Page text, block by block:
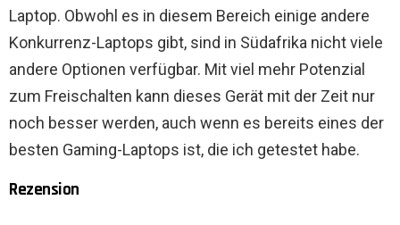
Laptop. Obwohl es in diesem Bereich einige andere
Konkurrenz-Laptops gibt, sind in Südafrika nicht viele
andere Optionen verfügbar. Mit viel mehr Potenzial
zum Freischalten kann dieses Gerät mit der Zeit nur
noch besser werden, auch wenn es bereits eines der
besten Gaming-Laptops ist, die ich getestet habe.
Rezension